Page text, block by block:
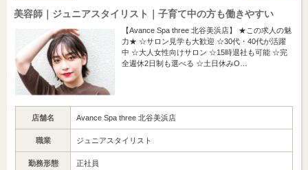
美容師｜ジュニアスタイリスト｜子育て中の方も働きやすい
【Avance Spa three 北谷美浜店】 ★この求人の魅
力★ ☆サロン見学も大歓迎 ☆30代・40代が活躍
中 ☆大人女性向けサロン ☆15時退社も可能 ☆完
全週休2日制も選べる ☆土日休みO…
店舗名 Avance Spa three 北谷美浜店
職業 ジュニアスタイリスト
勤務形態 正社員